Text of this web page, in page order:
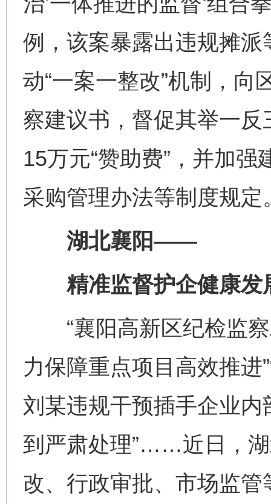
例，该案暴露出违规摊
动“一案一整改”机制，向
察建议书，督促其举一
15万元“赞助费”，并加
采购管理办法等制度规定
湖北襄阳——
精准监督护企健康发
“襄阳高新区纪检监察
力保障重点项目高效推进
刘某违规干预插手企业
到严肃处理”……近日，
改、行政审批、市场监